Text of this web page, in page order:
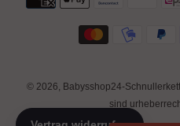
© 2026, Babysshop24-
sind